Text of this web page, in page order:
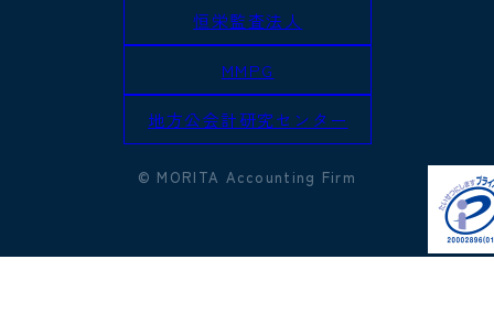
恒栄監査法人
MMPG
地方公会計研究センター
© MORITA Accounting Firm